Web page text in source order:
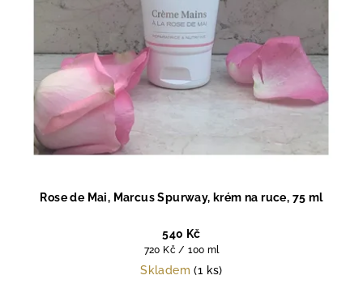
Rose de Mai, Marcus Spurway, krém na ruce, 75 ml
540 Kč
Měrná
cena:
720 Kč / 100 ml
Skladem(1 ks)